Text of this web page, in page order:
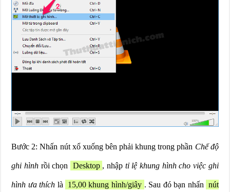
Bước 2: Nhấn nút xổ xuống bên phải khung trong phần Chế độ
ghi hìnhrồi chọn Desktop , nhập tỉ lệ khung hình cho việc ghi
hình ưa thích là 15,00 khung hình/giây . Sau đó bạn nhấn nút